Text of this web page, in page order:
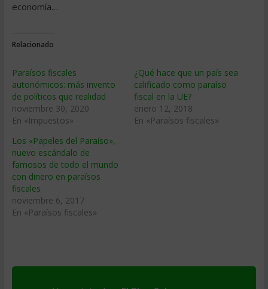
economía…
Relacionado
Paraísos fiscales
autonómicos: más invento
de políticos que realidad
noviembre 30, 2020
En «Impuestos»
¿Qué hace que un país sea
calificado como paraíso
fiscal en la UE?
enero 12, 2018
En «Paraísos fiscales»
Los «Papeles del Paraíso»,
nuevo escándalo de
famosos de todo el mundo
con dinero en paraísos
fiscales
noviembre 6, 2017
En «Paraísos fiscales»